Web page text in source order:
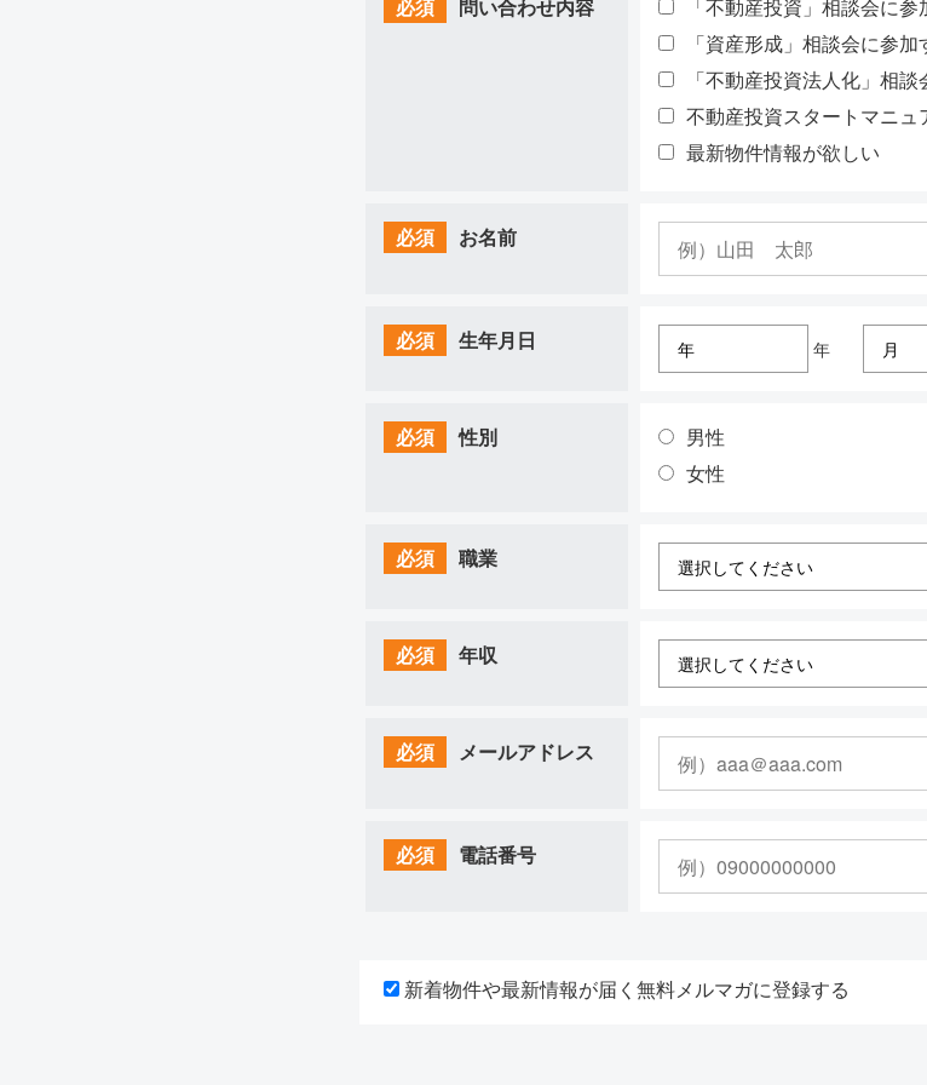
必須 問い合わせ内容
「不動産投資」相談会に参
「資産形成」相談会に参加
「不動産投資法人化」相談
不動産投資スタートマニ
最新物件情報が欲しい
必須 お名前
必須 生年月日 年
必須 性別
男性
女性
必須 職業
必須 年収
必須 メールアドレス
必須 電話番号
新着物件や最新情報が届く無料メルマガに登録する